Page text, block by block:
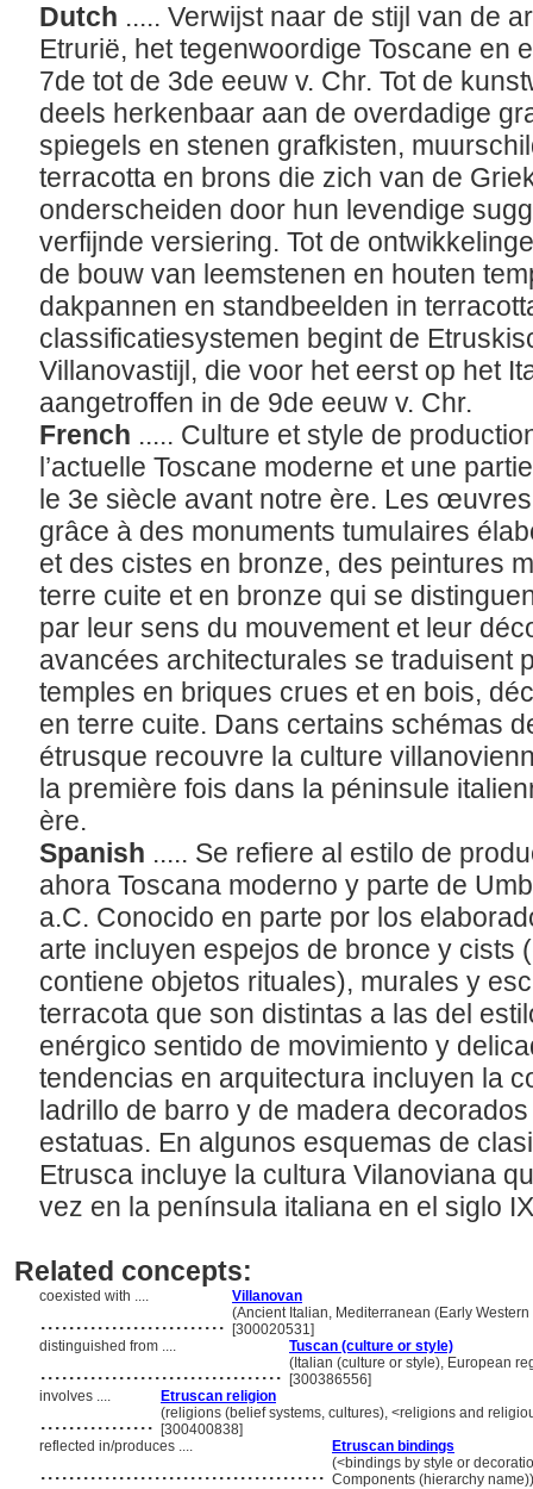
Dutch ..... Verwijst naar de stijl van de
Etrurië, het tegenwoordige Toscane en
7de tot de 3de eeuw v. Chr. Tot de
deels herkenbaar aan de overdadige
spiegels en stenen grafkisten,
terracotta en brons die zich van de
onderscheiden door hun levendige
verfijnde versiering. Tot de
de bouw van leemstenen en houten
dakpannen en standbeelden in
classificatiesystemen begint de
Villanovastijl, die voor het eerst op het
aangetroffen in de 9de eeuw v. Chr.
French ..... Culture et style de
l’actuelle Toscane moderne et une
le 3e siècle avant notre ère. Les
grâce à des monuments tumulaires
et des cistes en bronze, des peintures
terre cuite et en bronze qui se
par leur sens du mouvement et leur
avancées architecturales se traduisent
temples en briques crues et en bois,
en terre cuite. Dans certains schémas
étrusque recouvre la culture
la première fois dans la péninsule
ère.
Spanish ..... Se refiere al estilo de
ahora Toscana moderno y parte de
a.C. Conocido en parte por los
arte incluyen espejos de bronce y cists
contiene objetos rituales), murales y
terracota que son distintas a las del
enérgico sentido de movimiento y
tendencias en arquitectura incluyen la
ladrillo de barro y de madera
estatuas. En algunos esquemas de
Etrusca incluye la cultura Vilanoviana
vez en la península italiana en el siglo
Related concepts:
coexisted with .... Villanovan
.......................... (Ancient Italian, Mediterranean (Early
[300020531]
distinguished from ....
Tuscan (culture or style)
.................................. (Italian (culture or style), European
[300386556]
involves ....
Etruscan religion
................ (religions (belief systems, cultures), <religions and
[300400838]
reflected in/produces ....
Etruscan bindings
........................................ (<bindings by style or
Components (hierarchy